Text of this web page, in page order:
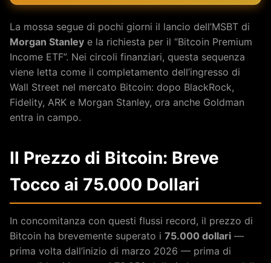
La mossa segue di pochi giorni il lancio dell’MSBT di
Morgan Stanley e la richiesta per il “Bitcoin Premium
Income ETF”. Nei circoli finanziari, questa sequenza
viene letta come il completamento dell’ingresso di
Wall Street nel mercato Bitcoin: dopo BlackRock,
Fidelity, ARK e Morgan Stanley, ora anche Goldman
entra in campo.
Il Prezzo di Bitcoin: Breve
Tocco ai 75.000 Dollari
In concomitanza con questi flussi record, il prezzo di
Bitcoin ha brevemente superato i 75.000 dollari —
prima volta dall’inizio di marzo 2026 — prima di